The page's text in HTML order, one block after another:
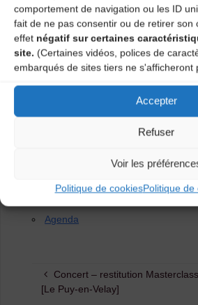
comportement de navigation ou les ID
fait de ne pas consentir ou de retirer son
effet négatif sur certaines
site. (Certaines vidéos, polices de
embarqués de sites tiers ne s'afficheront
Accepter
Refuser
Voir les
Politique de cookiesPolitique de
Catégories
Agenda
Concert – restitution
[Le Puy-en-Velay]